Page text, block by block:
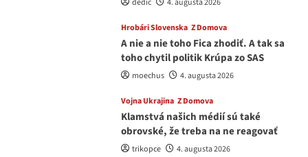
dedic 4. augusta 2026
Hrobári Slovenska Z Domova
A nie a nie toho Fica zhodiť. A tak sa
toho chytil politik Krúpa zo SAS
moechus 4. augusta 2026
Vojna Ukrajina Z Domova
Klamstvá našich médií sú také
obrovské, že treba na ne reagovať
trikopce 4. augusta 2026